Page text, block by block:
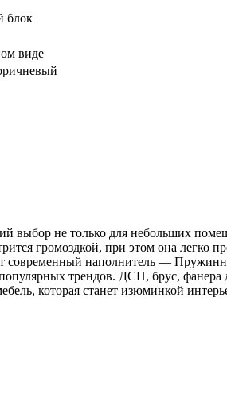
блок
виде
не только для небольших
громоздкой, при этом она
современный наполнитель —
трендов. ДСП, брус, фанера
которая станет изюминкой